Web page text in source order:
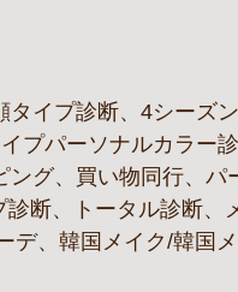
イプ診断、4シーズ
プパーソナルカラー
グ、買い物同行、パ
断、トータル診断、
デ、韓国メイク/韓国